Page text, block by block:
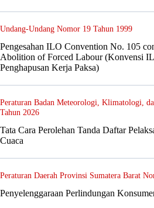
Undang-Undang Nomor 19 Tahun 1999
Pengesahan ILO Convention No. 105
Abolition of Forced Labour (Konvensi
Penghapusan Kerja Paksa)
Peraturan Badan Meteorologi, Klimatologi,
Tahun 2026
Tata Cara Perolehan Tanda Daftar
Cuaca
Peraturan Daerah Provinsi Sumatera Barat
Penyelenggaraan Perlindungan